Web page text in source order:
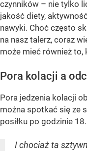
czynników – nie tylko
jakość diety,
nawyki. Choć często
na nasz talerz, coraz
może mieć również to,
Pora kolacji a
Pora jedzenia kolacji
można spotkać się ze
posiłku po godzinie 18.
I chociaż ta